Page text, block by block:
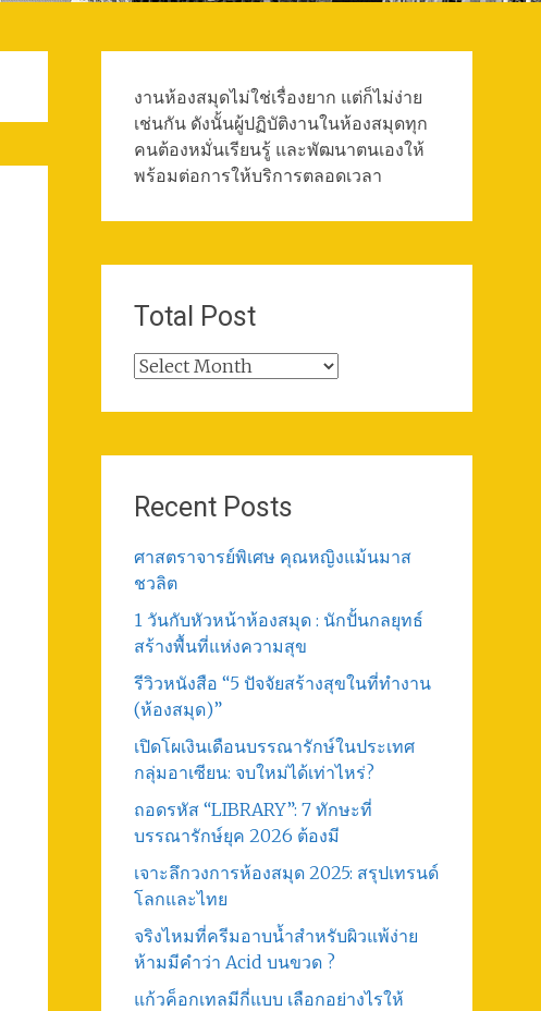
งานห้องสมุดไม่ใช่เรื่องยาก แต่ก็ไม่ง่าย
เช่นกัน ดังนั้นผู้ปฏิบัติงานในห้องสมุดทุก
คนต้องหมั่นเรียนรู้ และพัฒนาตนเองให้
พร้อมต่อการให้บริการตลอดเวลา
Total Post
Total
Recent Posts
ศาสตราจารย์พิเศษ คุณหญิงแม้นมาส
ชวลิต
1 วันกับหัวหน้าห้องสมุด : นักปั้นกลยุทธ์
สร้างพื้นที่แห่งความสุข
รีวิวหนังสือ “5 ปัจจัยสร้างสุขในที่ทำงาน
(ห้องสมุด)”
เปิดโผเงินเดือนบรรณารักษ์ในประเทศ
กลุ่มอาเซียน: จบใหม่ได้เท่าไหร่?
ถอดรหัส “LIBRARY”: 7 ทักษะที่
บรรณารักษ์ยุค 2026 ต้องมี
เจาะลึกวงการห้องสมุด 2025: สรุปเทรนด์
โลกและไทย
จริงไหมที่ครีมอาบน้ำสำหรับผิวแพ้ง่าย
ห้ามมีคำว่า Acid บนขวด ?
แก้วค็อกเทลมีกี่แบบ เลือกอย่างไรให้